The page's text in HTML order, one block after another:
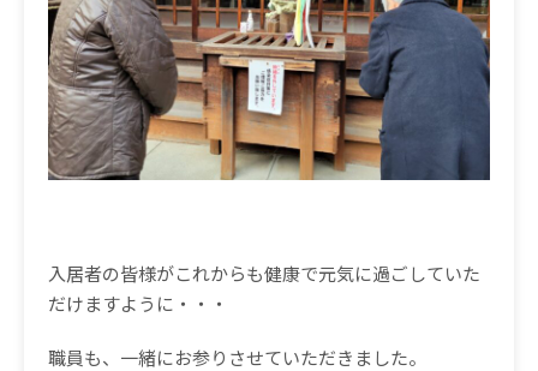
入居者の皆様がこれからも健康で元気に過ごしていた
だけますように・・・
職員も、一緒にお参りさせていただきました。